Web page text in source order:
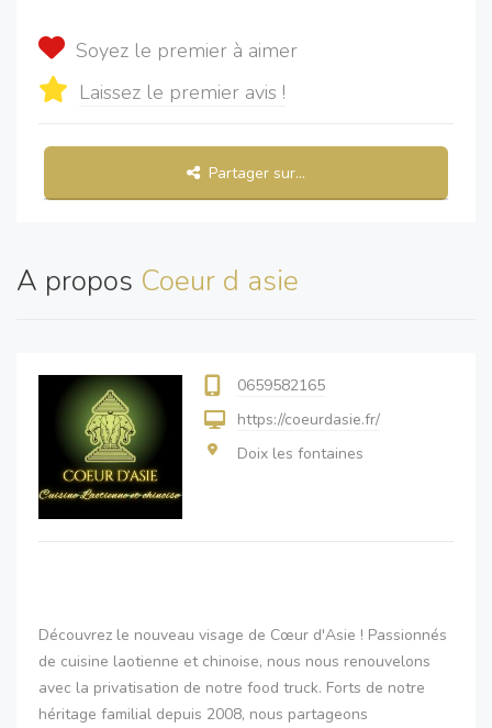
Soyez le premier à aimer
Laissez le premier avis !
Partager sur...
A propos Coeur d asie
0659582165
https://coeurdasie.fr/
Doix les fontaines
Découvrez le nouveau visage de Cœur d'Asie ! Passionnés
de cuisine laotienne et chinoise, nous nous renouvelons
avec la privatisation de notre food truck. Forts de notre
héritage familial depuis 2008, nous partageons